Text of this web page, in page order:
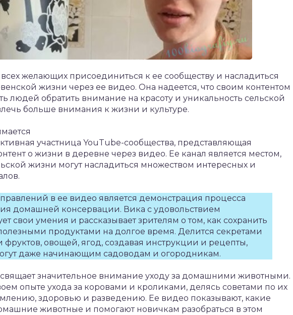
желающих присоединиться к ее сообществу и насладиться
жизни через ее видео. Она надеется, что своим контентом
людей обратить внимание на красоту и уникальность сельской
больше внимания к жизни и культуре.
участница YouTube-сообщества, представляющая
о жизни в деревне через видео. Ее канал является местом,
жизни могут насладиться множеством интересных и
в ее видео является демонстрация процесса
домашней консервации. Вика с удовольствием
свои умения и рассказывает зрителям о том, как сохранить
продуктами на долгое время. Делится секретами
фруктов, овощей, ягод, создавая инструкции и рецепты,
даже начинающим садоводам и огородникам.
значительное внимание уходу за домашними животными.
опыте ухода за коровами и кроликами, делясь советами по их
здоровью и разведению. Ее видео показывают, какие
животные и помогают новичкам разобраться в этом